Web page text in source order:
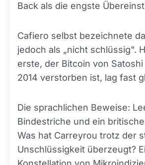
Back als die engste
Cafiero selbst bezeichnete
jedoch als „nicht schlüssig".
erste, der Bitcoin von
2014 verstorben ist, lag fast
Die sprachlichen Beweise:
Bindestriche und ein
Was hat Carreyrou trotz der
Unschlüssigkeit überzeugt?